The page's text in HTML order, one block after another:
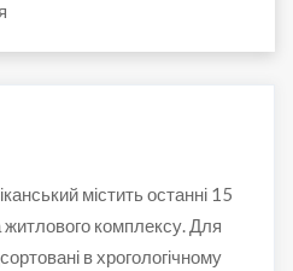
містить останні 15
комплексу. Для
в хрогологічному